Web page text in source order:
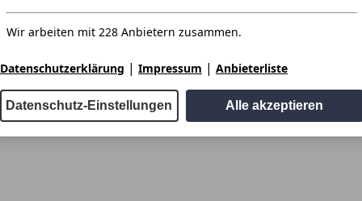
Wir arbeiten mit 228 Anbietern zusammen.
Datenschutzerklärung | Impressum | Anbieterliste
Datenschutz-Einstellungen Alle akzeptieren